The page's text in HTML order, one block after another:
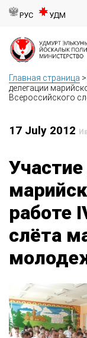
РУС УДМ
Главная страница >
делегации
Всероссийского
17 July 2012
работе
слёта